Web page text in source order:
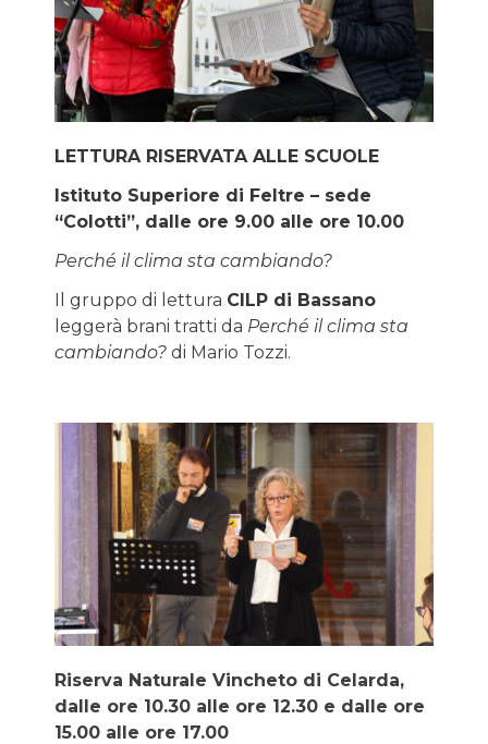
LETTURA RISERVATA ALLE SCUOLE
Istituto Superiore di Feltre – sede
“Colotti”, dalle ore 9.00 alle ore 10.00
Perché il clima sta cambiando?
Il gruppo di lettura CILP di Bassano
leggerà brani tratti da Perché il clima sta
cambiando? di Mario Tozzi.
Riserva Naturale Vincheto di Celarda,
dalle ore 10.30 alle ore 12.30 e dalle ore
15.00 alle ore 17.00